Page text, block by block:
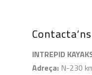
Contacta’ns
INTREPID
Adreça: N-230